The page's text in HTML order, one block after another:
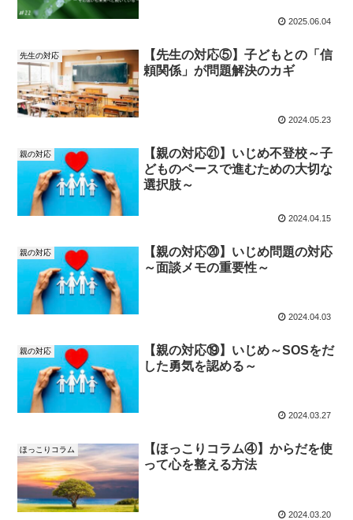
2025.06.04
先生の対応
【先生の対応⑤】子どもとの「信
頼関係」が問題解決のカギ
2024.05.23
親の対応
【親の対応㉑】いじめ不登校～子
どものペースで進むための大切な
選択肢～
2024.04.15
親の対応
【親の対応⑳】いじめ問題の対応
～面談メモの重要性～
2024.04.03
親の対応
【親の対応⑲】いじめ～SOSをだ
した勇気を認める～
2024.03.27
ほっこりコラム
【ほっこりコラム④】からだを使
って心を整える方法
2024.03.20